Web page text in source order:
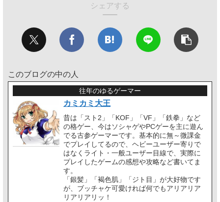
シェアする
このブログの中の人
往年のゆるゲーマー
カミカミ大王
昔は「スト2」「KOF」「VF」「鉄拳」など
の格ゲー、今はソシャゲやPCゲーを主に遊ん
でる古参ゲーマーです。基本的に無～微課金
でプレイしてるので、ヘビーユーザー寄りで
はなくライト・一般ユーザー目線で、実際に
プレイしたゲームの感想や攻略など書いてま
す。
「銀髪」「褐色肌」「ジト目」が大好物です
が、ブッチャケ可愛ければ何でもアリアリア
リアリアリッ！